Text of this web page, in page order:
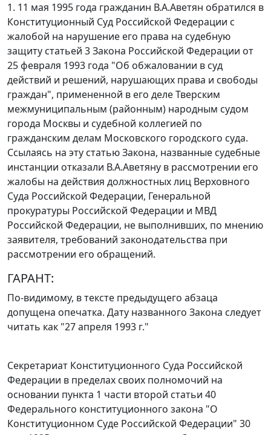
1. 11 мая 1995 года гражданин В.А.Аветян обратился в
Конституционный Суд Российской Федерации с
жалобой на нарушение его права на судебную
защиту статьей 3Закона Российской Федерации от
25 февраля 1993 года "Об обжаловании в суд
действий и решений, нарушающих права и свободы
граждан", примененной в его деле Тверским
межмуниципальным (районным) народным судом
города Москвы и судебной коллегией по
гражданским делам Московского городского суда.
Ссылаясь на эту статьюЗакона, названные судебные
инстанции отказали В.А.Аветяну в рассмотрении его
жалобы на действия должностных лиц Верховного
Суда Российской Федерации, Генеральной
прокуратуры Российской Федерации и МВД
Российской Федерации, не выполнивших, по мнению
заявителя, требований законодательства при
рассмотрении его обращений.
ГАРАНТ:
По-видимому, в тексте предыдущего абзаца
допущена опечатка. Дату названного Закона следует
читать как "27 апреля 1993 г."
Секретариат Конституционного Суда Российской
Федерации в пределах своих полномочий на
основании пункта 1 части второй статьи 40
Федерального конституционного закона "О
Конституционном Суде Российской Федерации" 30